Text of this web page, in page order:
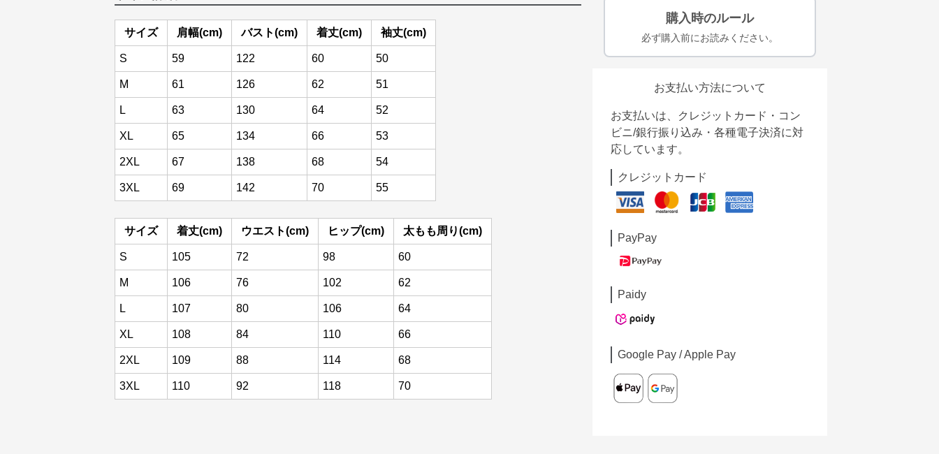
サイズ 肩幅(cm) バスト(cm) 着丈(cm) 袖丈(cm)
S 59 122 60 50
M 61 126 62 51
L 63 130 64 52
XL 65 134 66 53
2XL 67 138 68 54
3XL 69 142 70 55
サイズ 着丈(cm) ウエスト(cm) ヒップ(cm) 太もも周り(cm)
S 105 72 98 60
M 106 76 102 62
L 107 80 106 64
XL 108 84 110 66
2XL 109 88 114 68
3XL 110 92 118 70
購入時のルール
必ず購入前にお読みください。
お支払い方法について
お支払いは、クレジットカード・コン
ビニ/銀行振り込み・各種電子決済に対
応しています。
クレジットカード
PayPay
Paidy
Google Pay / Apple Pay